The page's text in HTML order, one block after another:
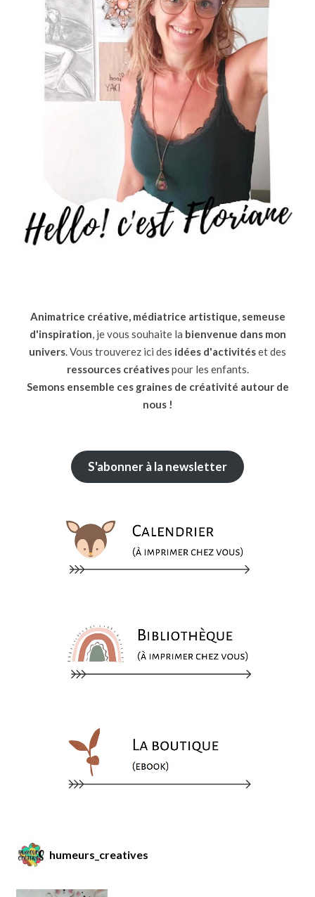
Animatrice créative, médiatrice artistique, semeuse
d'inspiration, je vous souhaite la bienvenue dans mon
univers. Vous trouverez ici des idées d'activitéset des
ressources créativespour les enfants.
Semons ensemble ces graines de créativité autour de
nous !
S'abonner à la newsletter
humeurs_creatives